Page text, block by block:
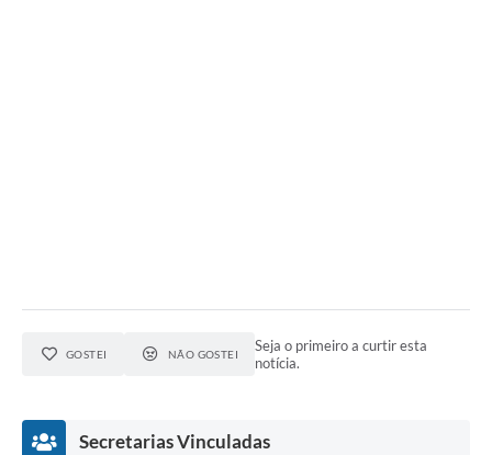
GOSTEI NÃO GOSTEI
Seja o primeiro a curtir esta
notícia.
Secretarias Vinculadas